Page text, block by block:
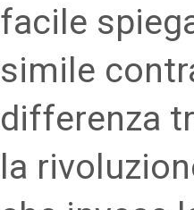
facile
simile
differenza
la